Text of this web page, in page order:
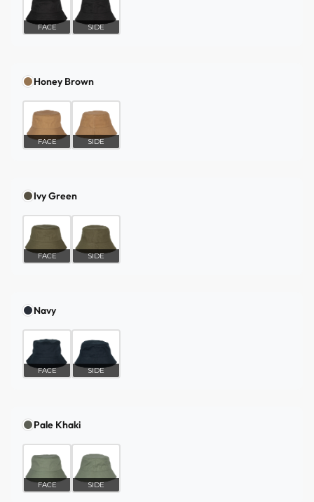
FACE SIDE
Honey Brown
FACE SIDE
Ivy Green
FACE SIDE
Navy
FACE SIDE
Pale Khaki
FACE SIDE